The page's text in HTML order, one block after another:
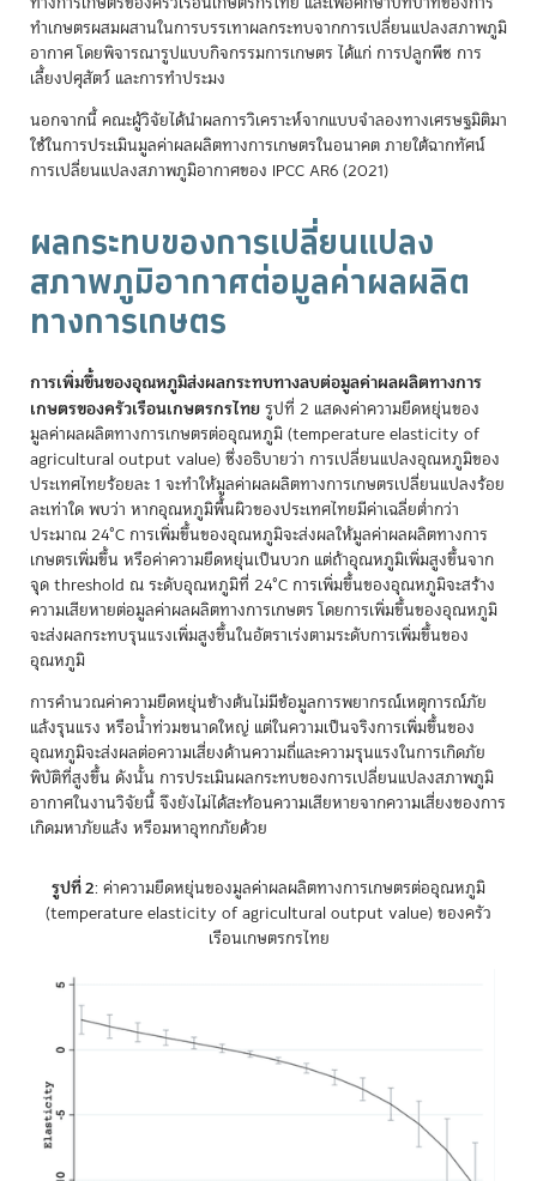
ทำเกษตรผสมผสานในการบรรเทาผลกระทบจากการเปลี่ยนแปลงสภาพภูมิ
อากาศ โดยพิจารณารูปแบบกิจกรรมการเกษตร ได้แก่ การปลูกพืช การ
เลี้ยงปศุสัตว์ และการทำประมง
นอกจากนี้ คณะผู้วิจัยได้นำผลการวิเคราะห์จากแบบจำลองทางเศรษฐมิติมา
ใช้ในการประเมินมูลค่าผลผลิตทางการเกษตรในอนาคต ภายใต้ฉากทัศน์
การเปลี่ยนแปลงสภาพภูมิอากาศของ IPCC AR6 (2021)
ผลกระทบของการเปลี่ยนแปลง
สภาพภูมิอากาศต่อมูลค่าผลผลิต
ทางการเกษตร
การเพิ่มขึ้นของอุณหภูมิส่งผลกระทบทางลบต่อมูลค่าผลผลิตทางการ
เกษตรของครัวเรือนเกษตรกรไทยรูปที่ 2 แสดงค่าความยืดหยุ่นของ
มูลค่าผลผลิตทางการเกษตรต่ออุณหภูมิ (temperature elasticity of
agricultural output value) ซึ่งอธิบายว่า การเปลี่ยนแปลงอุณหภูมิของ
ประเทศไทยร้อยละ 1 จะทำให้มูลค่าผลผลิตทางการเกษตรเปลี่ยนแปลงร้อย
ละเท่าใด พบว่า หากอุณหภูมิพื้นผิวของประเทศไทยมีค่าเฉลี่ยต่ำกว่า
ประมาณ 24°C การเพิ่มขึ้นของอุณหภูมิจะส่งผลให้มูลค่าผลผลิตทางการ
เกษตรเพิ่มขึ้น หรือค่าความยืดหยุ่นเป็นบวก แต่ถ้าอุณหภูมิเพิ่มสูงขึ้นจาก
จุด threshold ณ ระดับอุณหภูมิที่ 24°C การเพิ่มขึ้นของอุณหภูมิจะสร้าง
ความเสียหายต่อมูลค่าผลผลิตทางการเกษตร โดยการเพิ่มขึ้นของอุณหภูมิ
จะส่งผลกระทบรุนแรงเพิ่มสูงขึ้นในอัตราเร่งตามระดับการเพิ่มขึ้นของ
อุณหภูมิ
การคำนวณค่าความยืดหยุ่นข้างต้นไม่มีข้อมูลการพยากรณ์เหตุการณ์ภัย
แล้งรุนแรง หรือน้ำท่วมขนาดใหญ่ แต่ในความเป็นจริงการเพิ่มขึ้นของ
อุณหภูมิจะส่งผลต่อความเสี่ยงด้านความถี่และความรุนแรงในการเกิดภัย
พิบัติที่สูงขึ้น ดังนั้น การประเมินผลกระทบของการเปลี่ยนแปลงสภาพภูมิ
อากาศในงานวิจัยนี้ จึงยังไม่ได้สะท้อนความเสียหายจากความเสี่ยงของการ
เกิดมหาภัยแล้ง หรือมหาอุทกภัยด้วย
รูปที่ 2: ค่าความยืดหยุ่นของมูลค่าผลผลิตทางการเกษตรต่ออุณหภูมิ
(temperature elasticity of agricultural output value) ของครัว
เรือนเกษตรกรไทย